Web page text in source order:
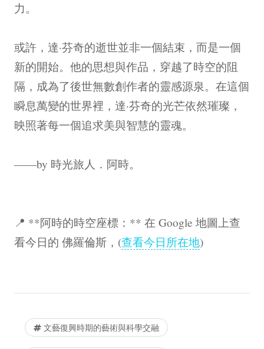
力。
或許，達·芬奇的逝世並非一個結束，而是一個
新的開始。他的思想與作品，穿越了時空的阻
隔，成為了後世無數創作者的靈感源泉。在這個
瞬息萬變的世界裡，達·芬奇的光芒依然璀璨，
映照著每一個追求美與智慧的靈魂。
——by 時光旅人．阿時。
📍 **阿時的時空座標：** 在 Google 地圖上查
看今日的 佛羅倫斯，(查看今日所在地)
文藝復興時期的藝術與科學交融